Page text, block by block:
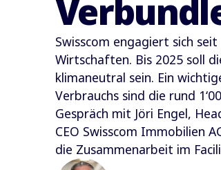
Swisscom engagiert sich
Wirtschaften. Bis 2025 soll
klimaneutral sein. Ein
Verbrauchs sind die rund
Gespräch mit Jöri Engel,
CEO Swisscom Immobilien
die Zusammenarbeit im